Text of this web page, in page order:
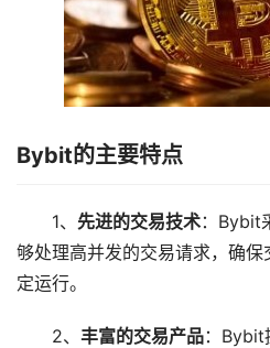
Bybit的主要特点
1、 先进的交易技术：Bybit
够处理高并发的交易请求，确
定运行。
2、 丰富的交易产品：Bybit